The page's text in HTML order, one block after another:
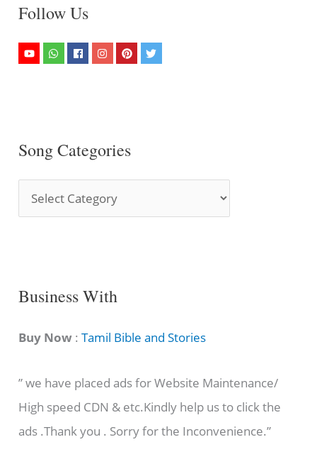
Follow Us
Song Categories
o
C
t
g
o
r
Business With
Buy Now :Tamil Bible and Stories
” we have placed ads for Website Maintenance/
High speed CDN & etc.Kindly help us to click the
ads .Thank you . Sorry for the Inconvenience.”